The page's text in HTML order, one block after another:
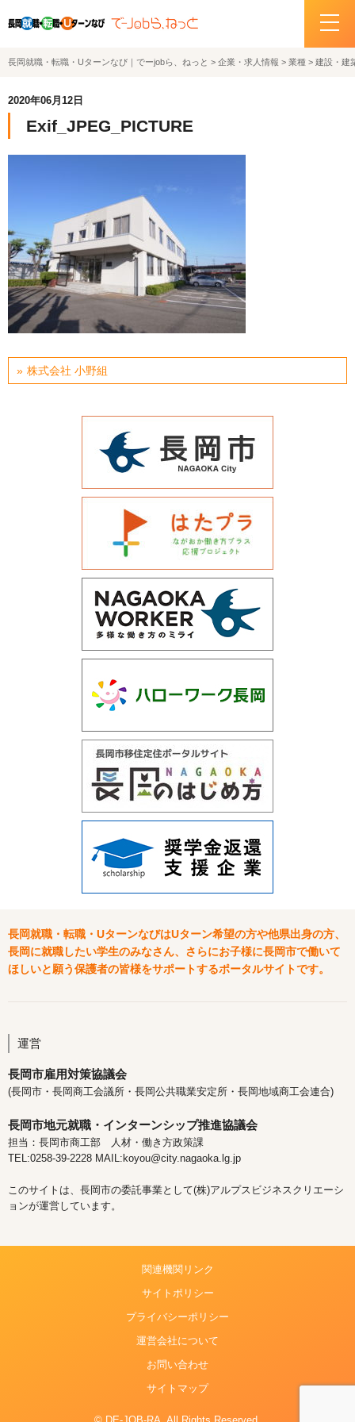
ホーム
企業・求人情報
サポートデスクの紹介
お問い合わせ
関連機関リンク
サイトポリシー
運営会社について
長岡就職・転職・Uターンなび｜でーjobら、ねっと > 企業・求人情報 > 業種 > 建設・建
2020年06月12日
Exif_JPEG_PICTURE
株式会社 小野組
長岡就職・転職・UターンなびはUターン希望の方や他県出身の方、
長岡に就職したい学生のみなさん、さらにお子様に長岡市で働いて
ほしいと願う保護者の皆様をサポートするポータルサイトです。
運営
長岡市雇用対策協議会
(長岡市・長岡商工会議所・長岡公共職業安定所・長岡地域商工会連合)
長岡市地元就職・インターンシップ推進協議会
担当：長岡市商工部 人材・働き方政策課
TEL:0258-39-2228 MAIL:koyou@city.nagaoka.lg.jp
このサイトは、長岡市の委託事業として(株)アルプスビジネスクリエーシ
ョンが運営しています。
関連機関リンク
サイトポリシー
プライバシーポリシー
運営会社について
お問い合わせ
サイトマップ